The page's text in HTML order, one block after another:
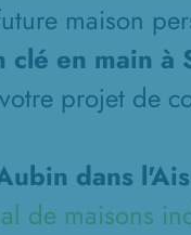
maison
clé en main à
projet de
dans
de maisons